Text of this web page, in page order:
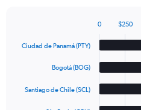
chart
with
The
Ciudad de Panamá (PTY)
Bogotá (BOG)
Santiago de Chile (SCL)
0 $250